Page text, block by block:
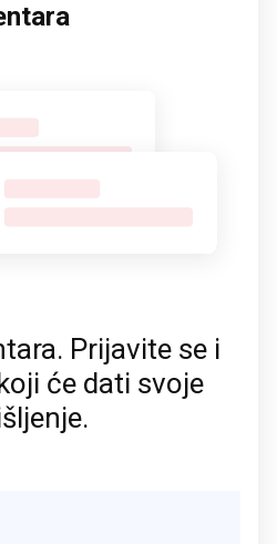
Prijavite se i
će dati svoje